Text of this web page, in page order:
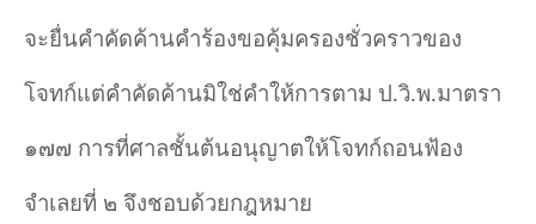
จะยื่นคำคัดค้านคำร้องขอคุ้มครองชั่วคราวของ
โจทก์แต่คำคัดค้านมิใช่คำให้การตาม ป.วิ.พ.มาตรา
๑๗๗ การที่ศาลชั้นต้นอนุญาตให้โจทก์ถอนฟ้อง
จำเลยที่ ๒ จึงชอบด้วยกฎหมาย